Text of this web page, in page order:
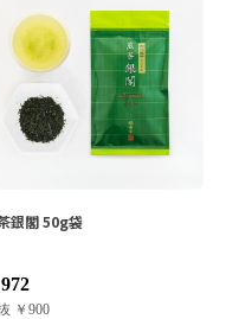
銀閣 50g袋
￥900